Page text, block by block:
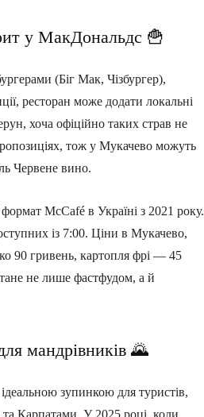
у МакДональдс 🍟
(Біг Мак, Чізбургер),
ресторан може додати локальні
хоча офіційно таких страв не
тож у Мукачево можуть
Червене вино.
McCafé в Україні з 2021 року.
із 7:00. Ціни в Мукачево,
90 гривень, картопля фрі — 45
не лише фастфудом, а й
мандрівників 🌄
зупинкою для туристів,
Карпатами. У 2025 році, коли